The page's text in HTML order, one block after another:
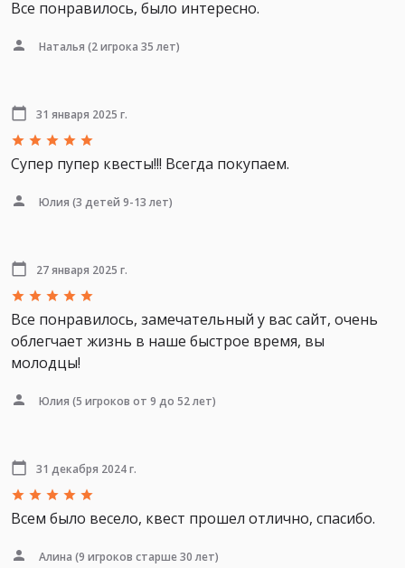
Все понравилось, было интересно.
Наталья (2 игрока 35 лет)
31 января 2025 г.
Супер пупер квесты!!! Всегда покупаем.
Юлия (3 детей 9-13 лет)
27 января 2025 г.
Все понравилось, замечательный у вас сайт, очень
облегчает жизнь в наше быстрое время, вы
молодцы!
Юлия (5 игроков от 9 до 52 лет)
31 декабря 2024 г.
Всем было весело, квест прошел отлично, спасибо.
Алина (9 игроков старше 30 лет)